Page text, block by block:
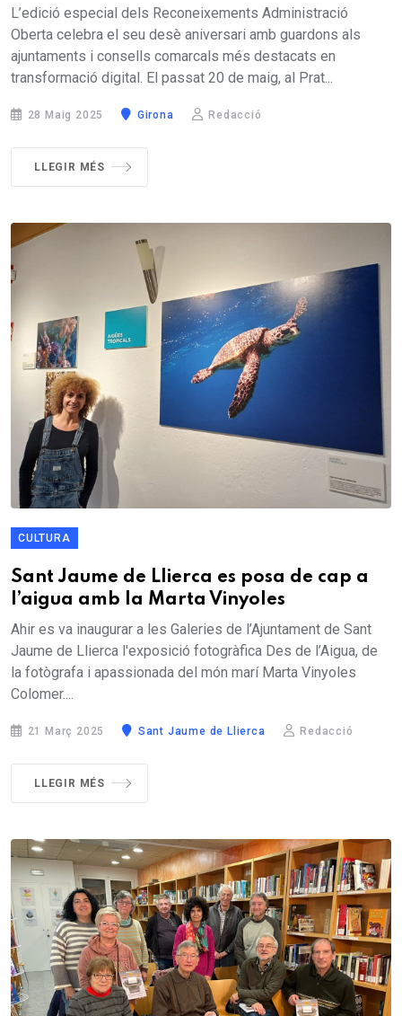
L’edició especial dels Reconeixements Administració
Oberta celebra el seu desè aniversari amb guardons als
ajuntaments i consells comarcals més destacats en
transformació digital. El passat 20 de maig, al Prat...
28 Maig 2025 Girona Redacció
LLEGIR MÉS
CULTURA
Sant Jaume de Llierca es posa de cap a
l’aigua amb la Marta Vinyoles
Ahir es va inaugurar a les Galeries de l’Ajuntament de Sant
Jaume de Llierca l'exposició fotogràfica Des de l’Aigua, de
la fotògrafa i apassionada del món marí Marta Vinyoles
Colomer....
21 Març 2025 Sant Jaume de Llierca Redacció
LLEGIR MÉS